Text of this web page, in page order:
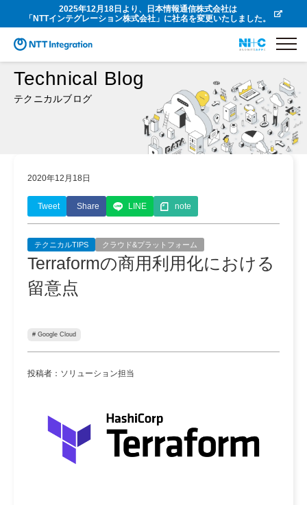
2025年12月18日より、日本情報通信株式会社は
「NTTインテグレーション株式会社」に社名を変更いたしました。
Technical Blog
テクニカルブログ
2020年12月18日
Tweet Share LINE note
テクニカルTIPS クラウド&プラットフォーム
Terraformの商用利用化における
留意点
# Google Cloud
投稿者：ソリューション担当